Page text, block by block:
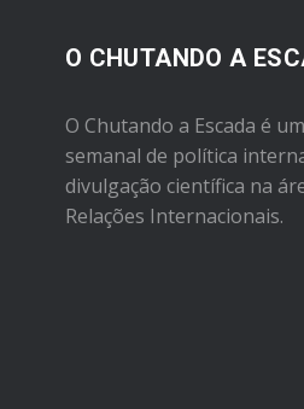
O CHUTANDO A
O Chutando a Escada é
semanal de política
divulgação científica na
Relações Internacionais.